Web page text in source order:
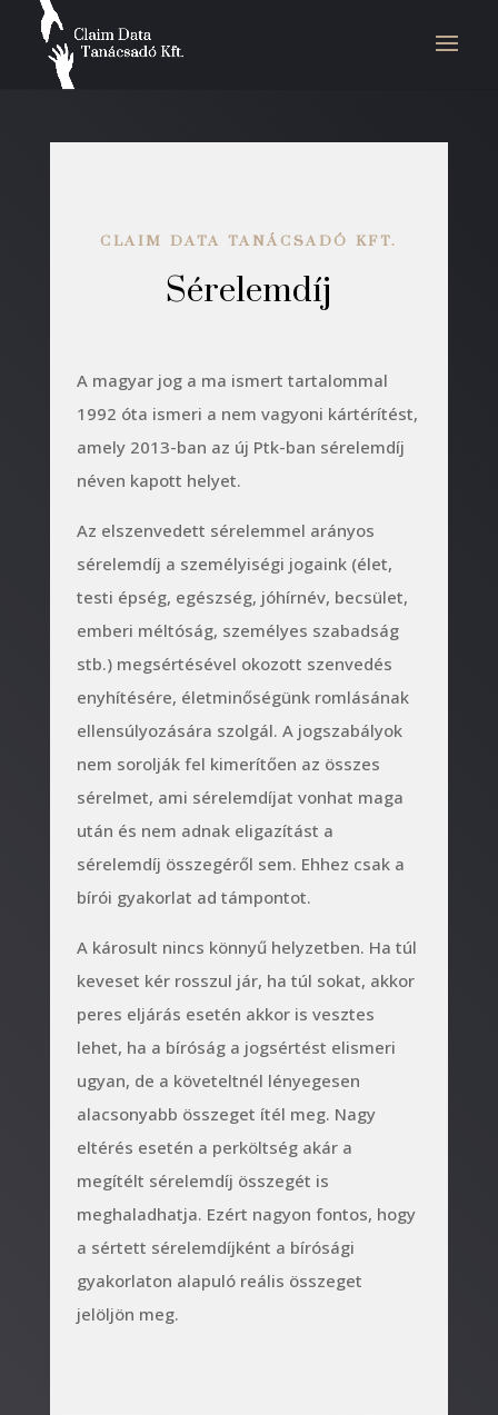
CLAIM DATA TANÁCSADÓ KFT.
Sérelemdíj
A magyar jog a ma ismert tartalommal
1992 óta ismeri a nem vagyoni kártérítést,
amely 2013-ban az új Ptk-ban sérelemdíj
néven kapott helyet.
Az elszenvedett sérelemmel arányos
sérelemdíj a személyiségi jogaink (élet,
testi épség, egészség, jóhírnév, becsület,
emberi méltóság, személyes szabadság
stb.) megsértésével okozott szenvedés
enyhítésére, életminőségünk romlásának
ellensúlyozására szolgál. A jogszabályok
nem sorolják fel kimerítően az összes
sérelmet, ami sérelemdíjat vonhat maga
után és nem adnak eligazítást a
sérelemdíj összegéről sem. Ehhez csak a
bírói gyakorlat ad támpontot.
A károsult nincs könnyű helyzetben. Ha túl
keveset kér rosszul jár, ha túl sokat, akkor
peres eljárás esetén akkor is vesztes
lehet, ha a bíróság a jogsértést elismeri
ugyan, de a követeltnél lényegesen
alacsonyabb összeget ítél meg. Nagy
eltérés esetén a perköltség akár a
megítélt sérelemdíj összegét is
meghaladhatja. Ezért nagyon fontos, hogy
a sértett sérelemdíjként a bírósági
gyakorlaton alapuló reális összeget
jelöljön meg.